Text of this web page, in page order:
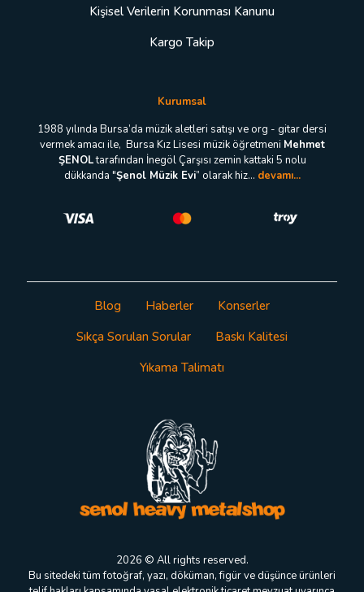
Kişisel Verilerin Korunması Kanunu
Kargo Takip
Kurumsal
1988 yılında Bursa’da müzik aletleri satışı ve org - gitar dersi
vermek amacı ile, Bursa Kız Lisesi müzik öğretmeni Mehmet
ŞENOLtarafından İnegöl Çarşısı zemin kattaki 5 nolu
dükkanda "Şenol Müzik Evi” olarak hiz... devamı...
Blog Haberler
Konserler
Sıkça Sorulan Sorular
Baskı Kalitesi
Yıkama Talimatı
2026 © All rights reserved.
Bu sitedeki tüm fotoğraf, yazı, döküman, figür ve düşünce ürünleri